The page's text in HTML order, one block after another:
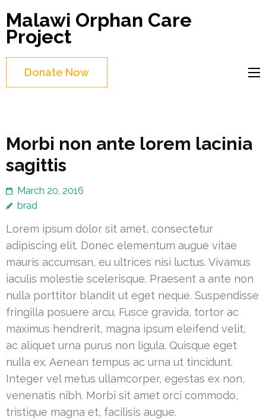
to
content
(Press
Enter)
Malawi Orphan Care
Project
Donate Now
Morbi non ante lorem lacinia
sagittis
March 20, 2016
brad
Lorem ipsum dolor sit amet, consectetur
adipiscing elit. Donec elementum augue vitae
mauris accumsan, eu ultrices nisi luctus. Vivamus
iaculis molestie scelerisque. Praesent a ante non
nulla porttitor blandit ut eget neque. Suspendisse
fringilla posuere arcu. Fusce gravida, tortor ac
maximus hendrerit, magna ipsum eleifend velit,
ac aliquet urna purus non ligula. Quisque eget
nulla ex. Aenean tempus ac urna ut tincidunt.
Integer vel metus ullamcorper, egestas ex non,
venenatis nibh. Morbi sit amet orci commodo,
tristique magna et, facilisis augue.